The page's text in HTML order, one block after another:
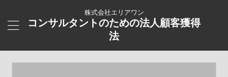
株式会社エリアワン
コンサルタントのための法人顧客獲得
法